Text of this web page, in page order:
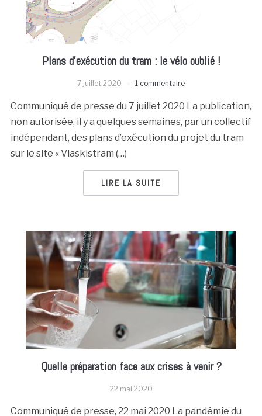
Plans d’exécution du tram : le vélo oublié !
7 juillet 2020 1 commentaire
Communiqué de presse du 7 juillet 2020 La publication,
non autorisée, il y a quelques semaines, par un collectif
indépendant, des plans d’exécution du projet du tram
sur le site « Vlaskistram (…)
LIRE LA SUITE
Quelle préparation face aux crises à venir ?
22 mai 2020
Communiqué de presse, 22 mai 2020 La pandémie du